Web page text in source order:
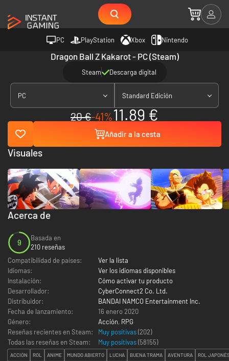
PC PlayStation Xbox Nintendo
Dragon Ball Z Kakarot - PC (Steam)
Steam Descarga digital
PC Standard Edición
20 €-41%11.89 €
Añadir a la cesta
Acerca de
9
Basada en
210 reseñas
Compatibilidad de países:
Ver la lista
Idiomas:
Ver los idiomas disponibles
Instalación:
Cómo activar tu producto
Desarrollador:
CyberConnect2 Co. Ltd.
Distribuidor:
BANDAI NAMCO Entertainment Inc.
Fecha de lanzamiento:
16 enero 2020
Género:
Acción, RPG
Reseñas recientes en Steam:
Muy positivas(202)
Todas las reseñas en Steam:
Muy positivas(58155)
ACCIÓN ROL ANIME MUNDO ABIERTO LUCHA BUENA TRAMA AVENTURA ROL
Visuales